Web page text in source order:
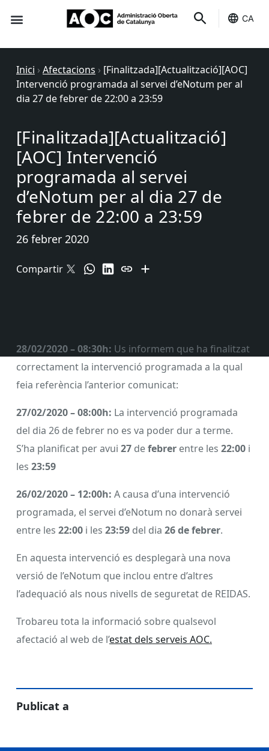
CA
Inici › Afectacions › [Finalitzada][Actualització][AOC]
Intervenció programada al servei d’eNotum per al
dia 27 de febrer de 22:00 a 23:59
[Finalitzada][Actualització]
[AOC] Intervenció
programada al servei
d’eNotum per al dia 27 de
febrer de 22:00 a 23:59
26 febrer 2020
Compartir
28/02/2020 – 08:30h: Us informem que ha finalitzat
correctament la intervenció programada a la qual
feia referència l’anterior comunicat:
27/02/2020 – 08:00h: La intervenció programada
del dia 26 de febrer no es va poder dur a terme.
S’ha planificat per avui 27 defebrer entre les 22:00 i
les 23:59
26/02/2020 – 12:00h: A causa d’una intervenció
programada, el servei d’eNotum no donarà servei
entre les 22:00 i les 23:59 del dia 26 de febrer.
En aquesta intervenció es desplegarà una nova
versió de l’eNotum que inclou entre d’altres
l’adequació als nous nivells de seguretat de REIDAS.
Trobareu tota la informació sobre qualsevol
afectació al web de l’estat dels serveis AOC.
Publicat a